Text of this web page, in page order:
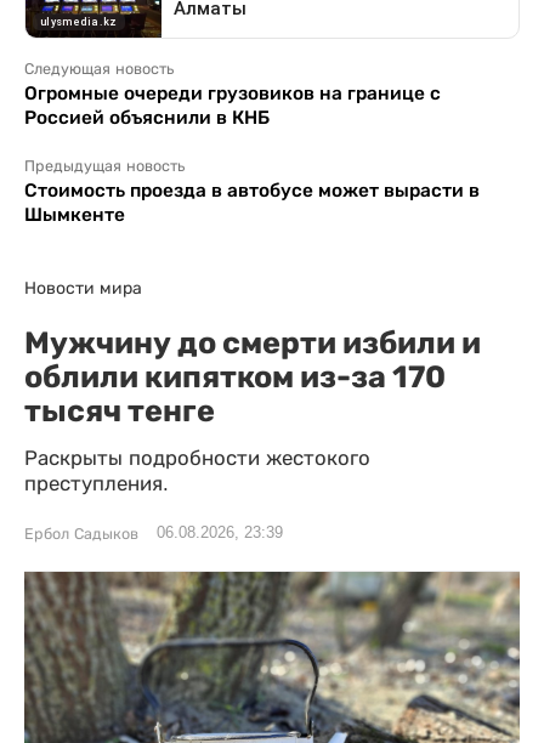
Следующая новость
Огромные очереди грузовиков на границе с
Россией объяснили в КНБ
Предыдущая новость
Стоимость проезда в автобусе может вырасти в
Шымкенте
Новости мира
Мужчину до смерти избили и
облили кипятком из-за 170
тысяч тенге
Раскрыты подробности жестокого
преступления.
Ербол Садыков 06.08.2026, 23:39